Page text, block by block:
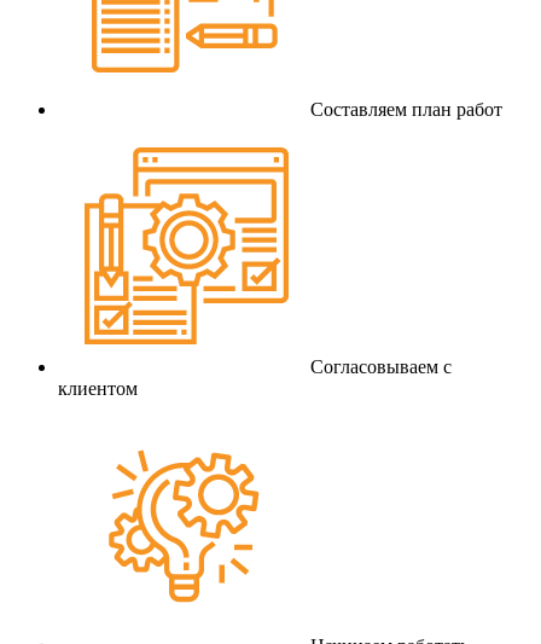
Составляем план работ
Согласовываем с
клиентом